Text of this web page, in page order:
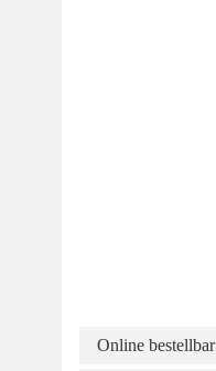
Online bestellbar